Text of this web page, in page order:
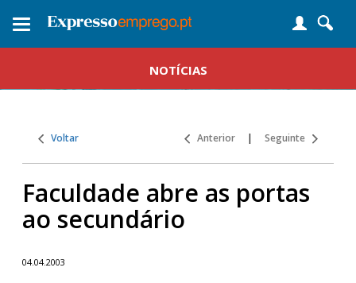
Toggle
NOTÍCIAS
Voltar Anterior | Seguinte
Faculdade abre as portas
ao secundário
04.04.2003